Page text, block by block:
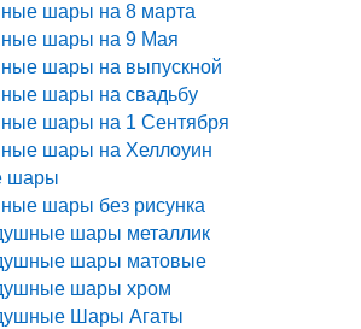
шары на 8 марта
шары на 9 Мая
шары на выпускной
шары на свадьбу
шары на 1 Сентября
шары на Хеллоуин
шары
шары без рисунка
шары металлик
шары матовые
шары хром
Шары Агаты